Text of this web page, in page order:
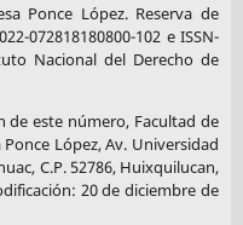
Ponce López. Reserva de
072818180800-102 e ISSN-
Nacional del Derecho de
de este número, Facultad de
López, Av. Universidad
C.P. 52786, Huixquilucan,
20 de diciembre de